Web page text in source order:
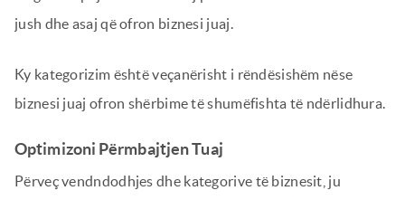
jush dhe asaj që ofron biznesi juaj.
Ky kategorizim është veçanërisht i rëndësishëm nëse
biznesi juaj ofron shërbime të shumëfishta të ndërlidhura.
Optimizoni Përmbajtjen Tuaj
Përveç vendndodhjes dhe kategorive të biznesit, ju